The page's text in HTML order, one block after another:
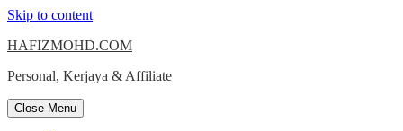
Skip to content
HAFIZMOHD.COM
Personal, Kerjaya & Affiliate
Close Menu